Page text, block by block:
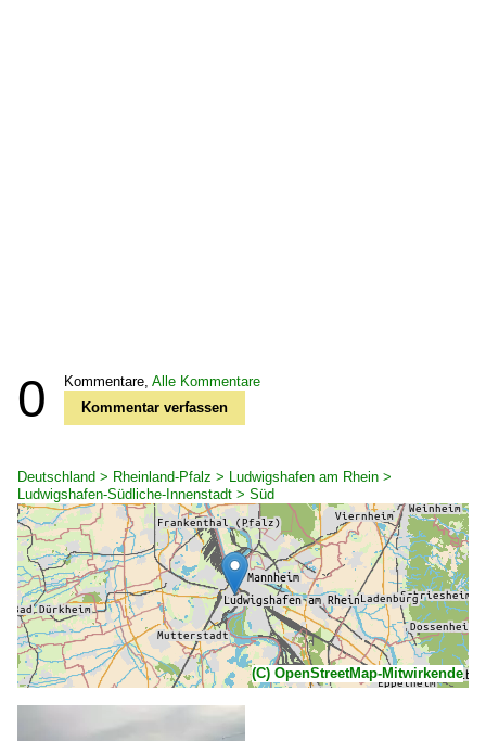
0 Kommentare, Alle Kommentare
Kommentar verfassen
Deutschland > Rheinland-Pfalz > Ludwigshafen am Rhein >
Ludwigshafen-Südliche-Innenstadt > Süd
(C) OpenStreetMap-Mitwirkende